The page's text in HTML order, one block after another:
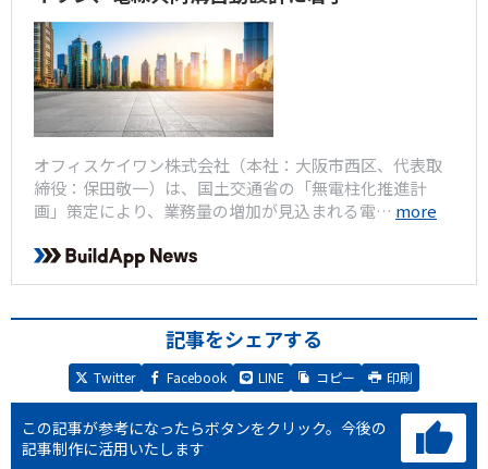
オフィスケイワン株式会社（本社：大阪市西区、代表取
締役：保田敬一）は、国土交通省の「無電柱化推進計
画」策定により、業務量の増加が見込まれる電… more
記事をシェアする
Twitter Facebook LINE コピー 印刷
この記事が参考になったらボタンをクリック。 今後の
記事制作に活用いたします